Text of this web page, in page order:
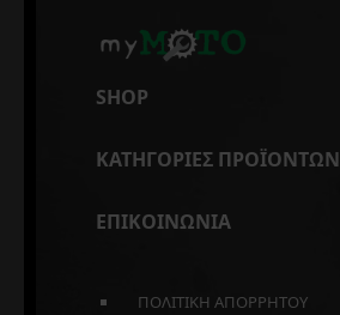
SHOP
ΚΑΤΗΓΟΡΙΕΣ ΠΡΟΪΟΝΤΩΝ
ΕΠΙΚΟΙΝΩΝΙΑ
ΠΟΛΙΤΙΚΗ ΑΠΟΡΡΗΤΟΥ